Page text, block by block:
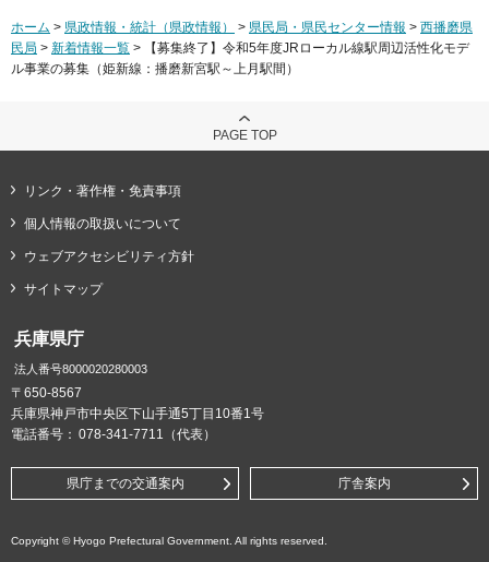
ホーム > 県政情報・統計（県政情報） > 県民局・県民センター情報 > 西播磨県
民局 > 新着情報一覧 > 【募集終了】令和5年度JRローカル線駅周辺活性化モデ
ル事業の募集（姫新線：播磨新宮駅～上月駅間）
PAGE TOP
リンク・著作権・免責事項
個人情報の取扱いについて
ウェブアクセシビリティ方針
サイトマップ
兵庫県庁
法人番号8000020280003
〒650-8567
兵庫県神戸市中央区下山手通5丁目10番1号
電話番号： 078-341-7711（代表）
県庁までの交通案内 庁舎案内
Copyright © Hyogo Prefectural Government. All rights reserved.